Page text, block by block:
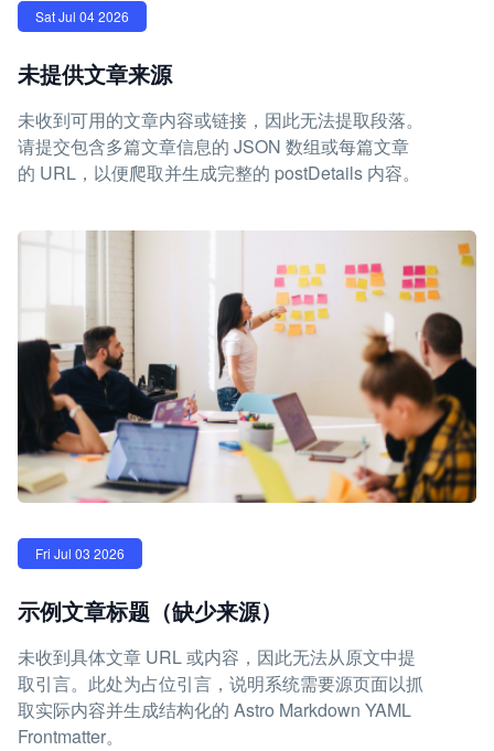
Sat Jul 04 2026
未提供文章来源
未收到可用的文章内容或链接，因此无法提取段落。
请提交包含多篇文章信息的 JSON 数组或每篇文章
的 URL，以便爬取并生成完整的 postDetails 内容。
Fri Jul 03 2026
示例文章标题（缺少来源）
未收到具体文章 URL 或内容，因此无法从原文中提
取引言。此处为占位引言，说明系统需要源页面以抓
取实际内容并生成结构化的 Astro Markdown YAML
Frontmatter。